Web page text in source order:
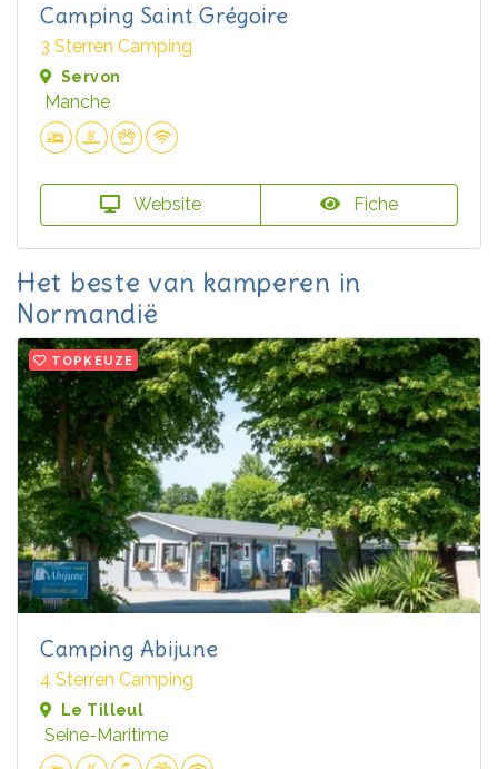
Camping Saint Grégoire
3 Sterren Camping
Servon
Manche
Website Fiche
Het beste van kamperen in
Normandië
TOPKEUZE
Camping Abijune
4 Sterren Camping
Le Tilleul
Seine-Maritime